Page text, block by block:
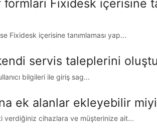
Fixidesk içerisine
Fixidesk içerisine tanımlaması yap...
servis taleplerini
bilgileri ile giriş sag...
ek alanlar ekleyebilir
verdiğiniz cihazlara ve müşterinize ait...